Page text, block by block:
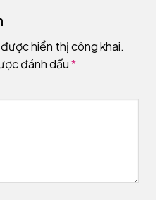
hiển thị công khai.
đánh dấu*